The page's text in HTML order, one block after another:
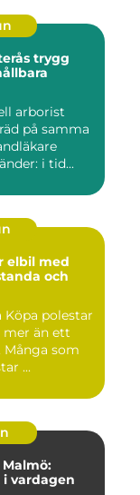
trygg
arborist
på samma
i tid...
och
Köpa polestar
mer än ett
som
...
vardagen